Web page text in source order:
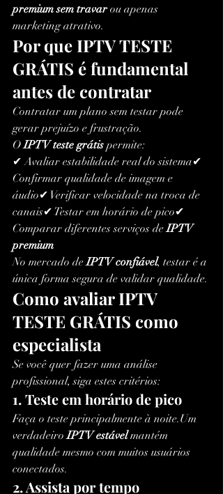
premium sem travar ou apenas
marketing atrativo.
Por que IPTV TESTE
GRÁTIS é fundamental
antes de contratar
Contratar um plano sem testar pode
gerar prejuízo e frustração.
O IPTV teste grátis permite:
✔ Avaliar estabilidade real do sistema✔
Confirmar qualidade de imagem e
áudio✔ Verificar velocidade na troca de
canais✔ Testar em horário de pico✔
Comparar diferentes serviços de IPTV
premium
No mercado de IPTV confiável, testar é a
única forma segura de validar qualidade.
Como avaliar IPTV
TESTE GRÁTIS como
especialista
Se você quer fazer uma análise
profissional, siga estes critérios:
1. Teste em horário de pico
Faça o teste principalmente à noite.Um
verdadeiro IPTV estável mantém
qualidade mesmo com muitos usuários
conectados.
2. Assista por tempo